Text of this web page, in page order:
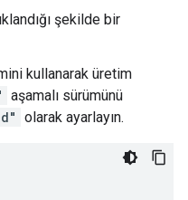
şekilde bir
kullanarak üretim
aşamalı sürümünü
olarak ayarlayın.